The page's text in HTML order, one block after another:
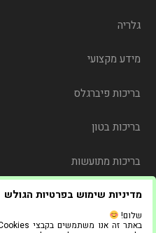
מדיניות שימוש בפרטיות הגולש
שלום!
גלריה
מידע מקצועי
בריכות פיברגלס
בריכות בטון
בריכות מתועשות
משלוח
צור קשר